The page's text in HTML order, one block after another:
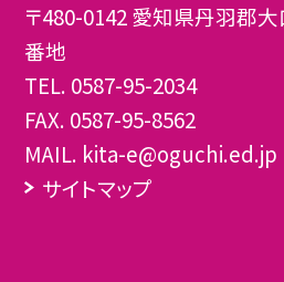
〒480-0142 愛知県丹羽郡
番地
TEL. 0587-95-2034
FAX. 0587-95-8562
MAIL. kita-e@oguchi.ed.jp
サイトマップ